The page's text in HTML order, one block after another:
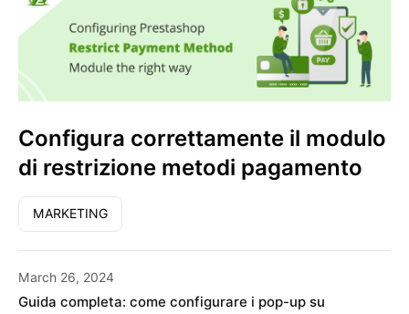
Configura correttamente il modulo
di restrizione metodi pagamento
MARKETING
March 26, 2024
Guida completa: come configurare i pop-up su